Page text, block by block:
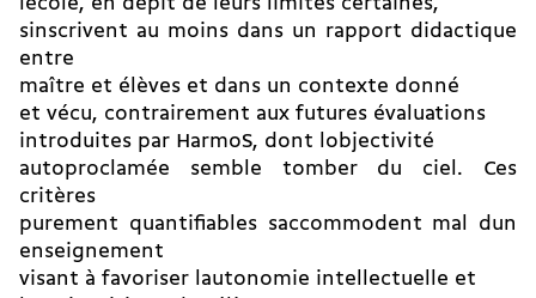
sinscrivent au moins dans un rapport didactique
entre
maître et élèves et dans un contexte donné
et vécu, contrairement aux futures évaluations
introduites par HarmoS, dont lobjectivité
autoproclamée semble tomber du ciel. Ces
critères
purement quantifiables saccommodent mal dun
enseignement
visant à favoriser lautonomie intellectuelle et